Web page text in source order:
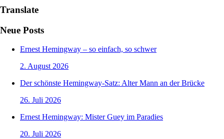
Translate
Neue Posts
Ernest Hemingway – so einfach, so schwer
2. August 2026
Der schönste Hemingway-Satz: Alter Mann an der Brücke
26. Juli 2026
Ernest Hemingway: Mister Guey im Paradies
20. Juli 2026